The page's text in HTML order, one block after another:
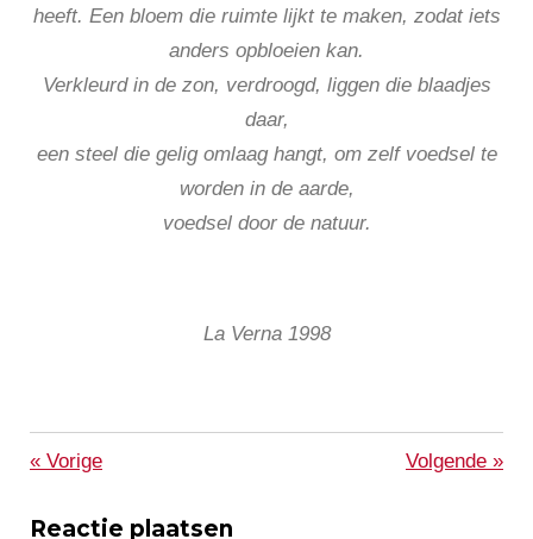
heeft. Een bloem die ruimte lijkt te maken, zodat iets
anders opbloeien kan.
Verkleurd in de zon, verdroogd, liggen die blaadjes
daar,
een steel die gelig omlaag hangt, om zelf voedsel te
worden in de aarde,
voedsel door de natuur.
La Verna 1998
« Vorige Volgende »
Reactie plaatsen